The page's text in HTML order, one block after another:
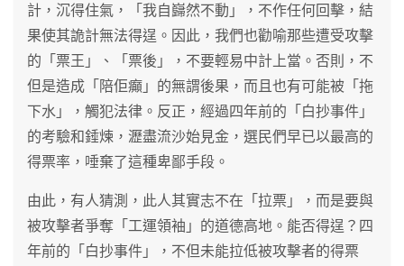
計，沉得住氣，「我自巋然不動」，不作任何回擊，結
果使其詭計無法得逞。因此，我們也勸喻那些遭受攻擊
的「票王」、「票後」，不要輕易中計上當。否則，不
但是造成「陪佢癲」的無謂後果，而且也有可能被「拖
下水」，觸犯法律。反正，經過四年前的「白抄事件」
的考驗和錘煉，瀝盡流沙始見金，選民們早已以最高的
得票率，唾棄了這種卑鄙手段。
由此，有人猜測，此人其實志不在「拉票」，而是要與
被攻擊者爭奪「工運領袖」的道德高地。能否得逞？四
年前的「白抄事件」，不但未能拉低被攻擊者的得票